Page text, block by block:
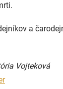
a
Vojteková